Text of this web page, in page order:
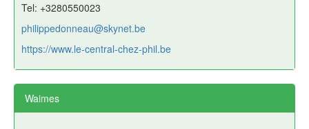
Tel: +3280550023
philippedonneau@skynet.be
https://www.le-central-chez-phil.be
Waimes